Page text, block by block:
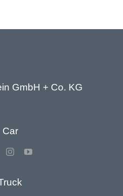
GmbH + Co. KG
Car